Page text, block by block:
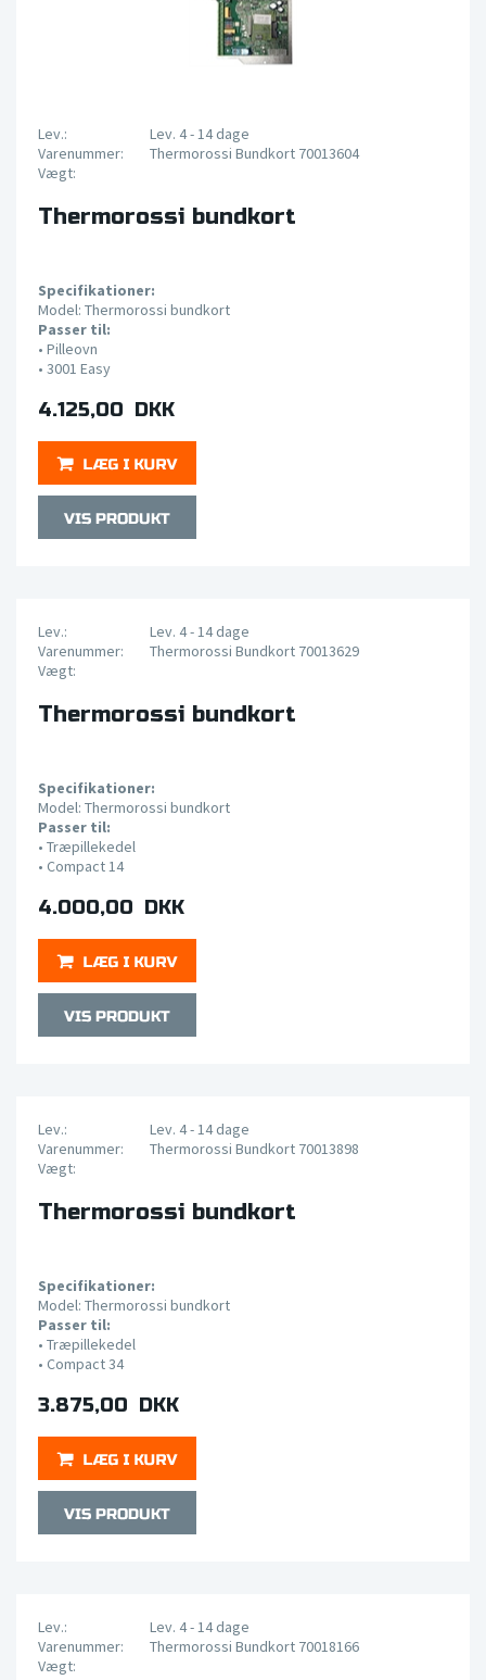
Lev.:
Lev. 4 - 14 dage
Varenummer:
Thermorossi Bundkort 70013604
Vægt:
Thermorossi bundkort
Specifikationer:
Model: Thermorossi bundkort
Passer til:
• Pilleovn
• 3001 Easy
4.125,00 DKK
Lev.:
Lev. 4 - 14 dage
Varenummer:
Thermorossi Bundkort 70013629
Vægt:
Thermorossi bundkort
Specifikationer:
Model: Thermorossi bundkort
Passer til:
• Træpillekedel
• Compact 14
4.000,00 DKK
Lev.:
Lev. 4 - 14 dage
Varenummer:
Thermorossi Bundkort 70013898
Vægt:
Thermorossi bundkort
Specifikationer:
Model: Thermorossi bundkort
Passer til:
• Træpillekedel
• Compact 34
3.875,00 DKK
Lev.:
Lev. 4 - 14 dage
Varenummer:
Thermorossi Bundkort 70018166
Vægt: